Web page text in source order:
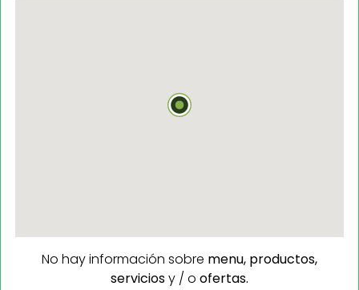
No hay información sobre menu, productos,
serviciosy / o ofertas.